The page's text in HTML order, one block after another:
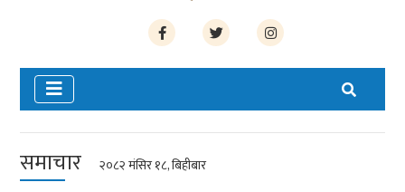
समाचार २०८२ मंसिर १८, बिहीबार